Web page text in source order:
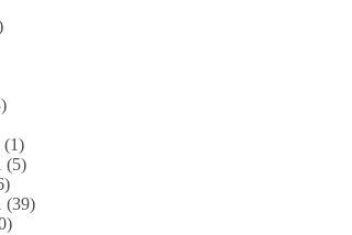
(1)
(5)
(39)